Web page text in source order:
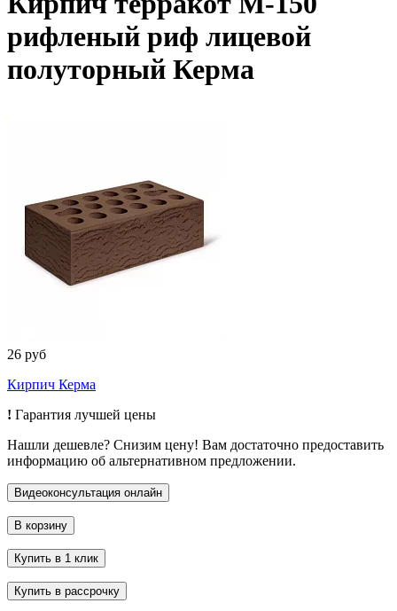
рифленый риф лицевой
полуторный Керма
26 руб
Кирпич Керма
! Гарантия лучшей цены
Нашли дешевле? Снизим цену! Вам достаточно предоставить
информацию об альтернативном предложении.